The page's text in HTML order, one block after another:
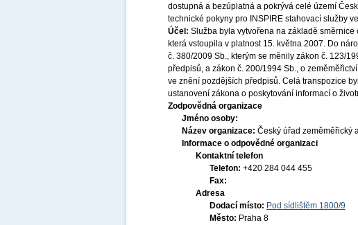
dostupná a bezúplatná a pokrývá celé území
technické pokyny pro INSPIRE stahovací služby
Účel: Služba byla vytvořena na základě
která vstoupila v platnost 15. května 2007. Do
č. 380/2009 Sb., kterým se měnily zákon č. 123/
předpisů, a zákon č. 200/1994 Sb., o
ve znění pozdějších předpisů. Celá transpozice
ustanovení zákona o poskytování informací o
Zodpovědná organizace
Jméno osoby:
Název organizace: Český úřad zeměměřický
Informace o odpovědné organizaci
Kontaktní telefon
Telefon: +420 284 044 455
Fax:
Adresa
Dodací místo: Pod sídlištěm 1800/9
Město: Praha 8